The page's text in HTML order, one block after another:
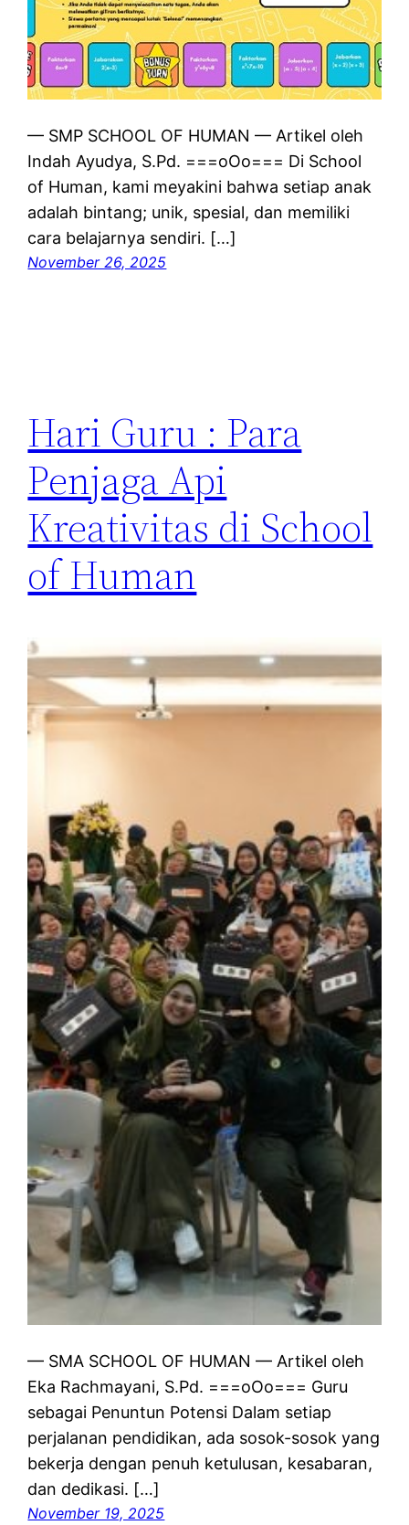
— SMP SCHOOL OF HUMAN — Artikel oleh
Indah Ayudya, S.Pd. ===oOo=== Di School
of Human, kami meyakini bahwa setiap anak
adalah bintang; unik, spesial, dan memiliki
cara belajarnya sendiri. […]
November 26, 2025
Hari Guru : Para
Penjaga Api
Kreativitas di School
of Human
— SMA SCHOOL OF HUMAN — Artikel oleh
Eka Rachmayani, S.Pd. ===oOo=== Guru
sebagai Penuntun Potensi Dalam setiap
perjalanan pendidikan, ada sosok-sosok yang
bekerja dengan penuh ketulusan, kesabaran,
dan dedikasi. […]
November 19, 2025